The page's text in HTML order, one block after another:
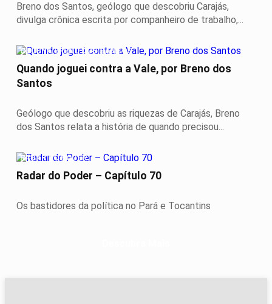
Breno dos Santos, geólogo que descobriu Carajás,
divulga crônica escrita por companheiro de trabalho,...
COLUNA BRENO DOS SANTOS
Quando joguei contra a Vale, por Breno dos
Santos
Geólogo que descobriu as riquezas de Carajás, Breno
dos Santos relata a história de quando precisou...
RADAR DO PODER
Radar do Poder – Capítulo 70
Os bastidores da política no Pará e Tocantins